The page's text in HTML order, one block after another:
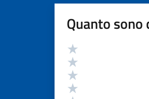
Quanto
Valutazione